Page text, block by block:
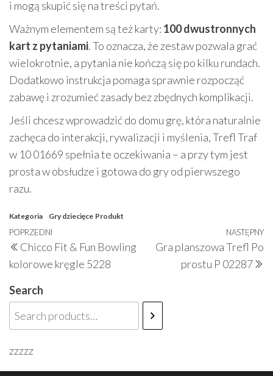
i mogą skupić się na treści pytań.
Ważnym elementem są też karty: 100 dwustronnych
kart z pytaniami. To oznacza, że zestaw pozwala grać
wielokrotnie, a pytania nie kończą się po kilku rundach.
Dodatkowo instrukcja pomaga sprawnie rozpocząć
zabawę i zrozumieć zasady bez zbędnych komplikacji.
Jeśli chcesz wprowadzić do domu grę, która naturalnie
zachęca do interakcji, rywalizacji i myślenia, Trefl Traf
w 10 01669 spełnia te oczekiwania – a przy tym jest
prosta w obsłudze i gotowa do gry od pierwszego
razu.
Kategoria Gry dziecięce Produkt
Nawigacja
wpisu
Poprzedni
wpis
POPRZEDNI
Chicco Fit & Fun Bowling
kolorowe kręgle 5228
NASTĘPNY
Gra planszowa Trefl Po
prostu P 02287
Search
zzzzz